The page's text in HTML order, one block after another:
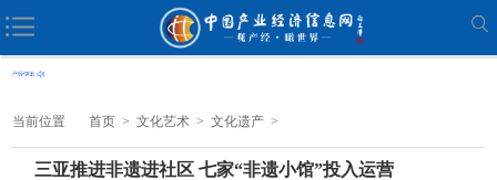
当前位置 首页 > 文化艺术 > 文化遗产 >
三亚推进非遗进社区 七家“非遗小馆”投入运营